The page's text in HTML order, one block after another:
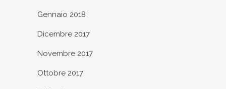
Gennaio 2018
Dicembre 2017
Novembre 2017
Ottobre 2017